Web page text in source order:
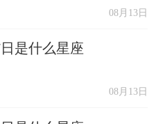
08月13日
是什么星座
08月13日